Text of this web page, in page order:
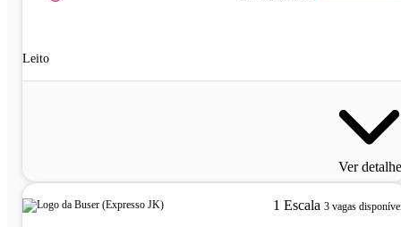
Leito
Ver
1 Escala 3 vagas